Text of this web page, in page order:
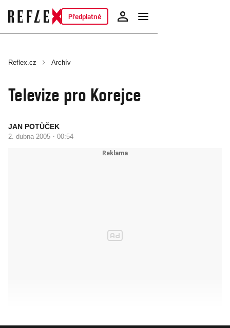
Předplatné
Reflex.cz Archív
Televize pro Korejce
JAN POTŮČEK
2. dubna 2005 · 00:54